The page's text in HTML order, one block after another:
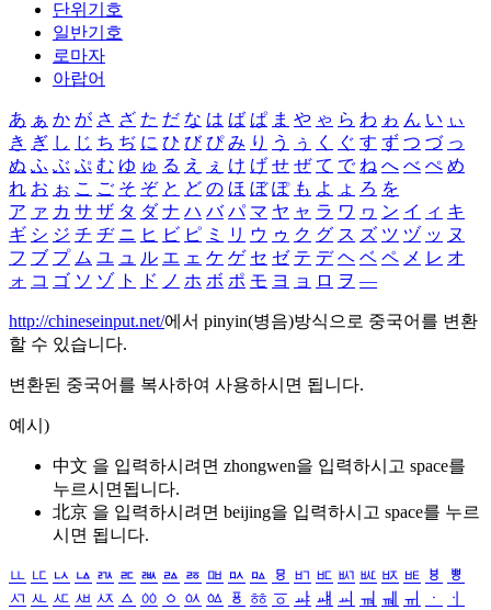
단위기호
일반기호
로마자
아랍어
あ ぁ か が さ ざ た だ な は ば ぱ ま や ゃ ら わ ゎ ん い ぃ
き ぎ し じ ち ぢ に ひ び ぴ み り う ぅ く ぐ す ず つ づ っ
ぬ ふ ぶ ぷ む ゆ ゅ る え ぇ け げ せ ぜ て で ね へ べ ぺ め
れ お ぉ こ ご そ ぞ と ど の ほ ぼ ぽ も よ ょ ろ を
ア ァ カ サ ザ タ ダ ナ ハ バ パ マ ヤ ャ ラ ワ ヮ ン イ ィ キ
ギ シ ジ チ ヂ ニ ヒ ビ ピ ミ リ ウ ゥ ク グ ス ズ ツ ヅ ッ ヌ
フ ブ プ ム ユ ュ ル エ ェ ケ ゲ セ ゼ テ デ ヘ ベ ペ メ レ オ
ォ コ ゴ ソ ゾ ト ド ノ ホ ボ ポ モ ヨ ョ ロ ヲ ―
http://chineseinput.net/에서 pinyin(병음)방식으로 중국어를 변환
할 수 있습니다.
변환된 중국어를 복사하여 사용하시면 됩니다.
예시)
中文 을 입력하시려면 zhongwen을 입력하시고 space를
누르시면됩니다.
北京 을 입력하시려면 beijing을 입력하시고 space를 누르
시면 됩니다.
ㅥ ㅦ ㅧ ㅨ ㅩ ㅪ ㅫ ㅬ ㅭ ㅮ ㅯ ㅰ ㅱ ㅲ ㅳ ㅴ ㅵ ㅶ ㅷ ㅸ
ㅹ
ㅺ ㅻ ㅼ ㅽ ㅾ ㅿ ㆀ ㆁ ㆂ ㆃ ㆄ ㆅ ㆆ ㆇ ㆈ ㆉ ㆊ ㆋ ㆌ ㆍ
ㆎ